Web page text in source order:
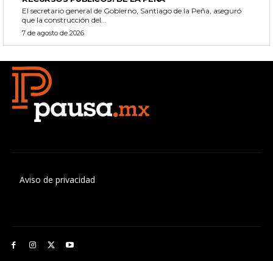
El secretario general de Gobierno, Santiago de la Peña, aseguró
que la construcción del...
7 de agosto de 2026
Aviso de privacidad